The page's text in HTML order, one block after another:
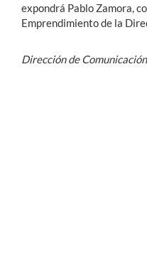
expondrá Pablo Zamora,
Emprendimiento de la
Dirección de